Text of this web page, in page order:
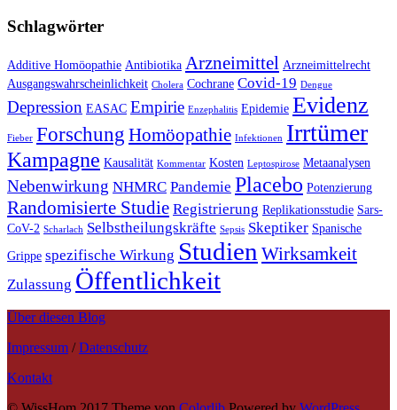
Schlagwörter
Additive Homöopathie Antibiotika Arzneimittel Arzneimittelrecht
Ausgangswahrscheinlichkeit Cholera Cochrane Covid-19 Dengue
Depression EASAC Empirie Enzephalitis Epidemie Evidenz
Fieber Forschung Homöopathie Infektionen Irrtümer
Kampagne Kausalität Kommentar Kosten Leptospirose Metaanalysen
Nebenwirkung NHMRC Pandemie Placebo Potenzierung
Randomisierte Studie Registrierung Replikationsstudie Sars-
CoV-2 Scharlach Selbstheilungskräfte Sepsis Skeptiker Spanische
Grippe spezifische Wirkung Studien Wirksamkeit
Zulassung Öffentlichkeit
Über diesen Blog
Impressum /Datenschutz
Kontakt